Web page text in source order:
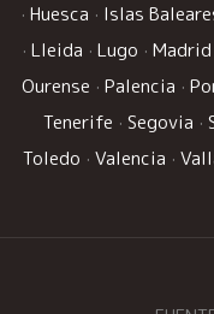
· Huesca · Islas
· Lleida · Lugo · Madrid
Ourense · Palencia ·
Tenerife · Segovia ·
Toledo · Valencia ·